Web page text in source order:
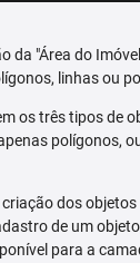
da "Área do
linhas ou
os três tipos de
polígonos,
dos objetos
de um
para a